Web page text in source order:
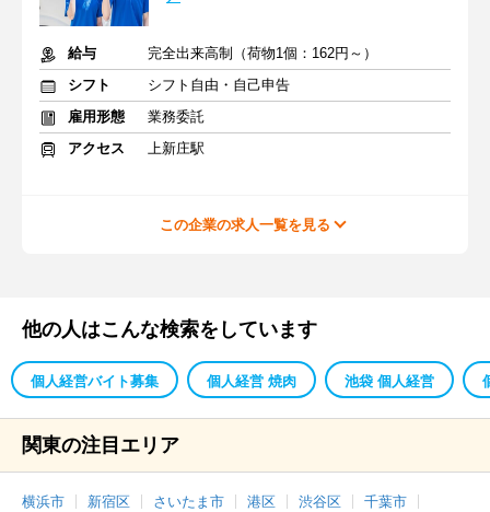
給与
完全出来高制（荷物1個：162円～）
シフト
シフト自由・自己申告
雇用形態
業務委託
アクセス
上新庄駅
この企業の求人一覧を見る
他の人はこんな検索をしています
個人経営バイト募集 個人経営 焼肉 池袋 個人経営
関東の注目エリア
横浜市 新宿区 さいたま市 港区 渋谷区
千葉市